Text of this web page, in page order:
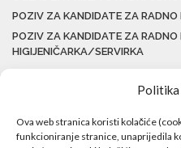
Politika
Ova web stranica koristi kolačiće
funkcioniranje stranice, unaprijedila
POZIV ZA KANDIDATE ZA RADNO
POZIV ZA KANDIDATE ZA RADNO
HIGIJENIČARKA/SERVIRKA